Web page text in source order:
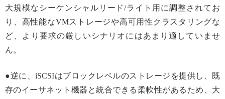
大規模なシーケンシャルリード/ライト用に調整されてお
り、高性能なVMストレージや高可用性クラスタリングな
ど、より要求の厳しいシナリオにはあまり適していませ
ん。
●逆に、iSCSIはブロックレベルのストレージを提供し、既
存のイーサネット機器と統合できる柔軟性があるため、大